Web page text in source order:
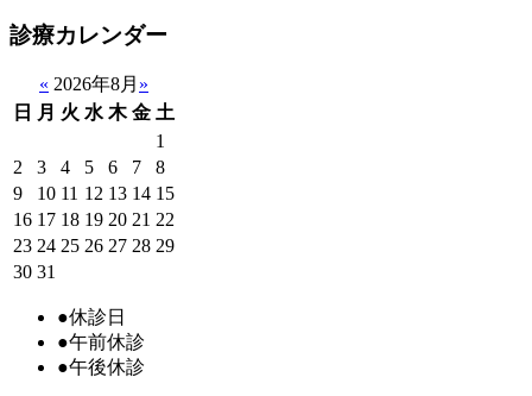
診療カレンダー
« 2026年8月 »
日
月 火 水 木 金 土
1
2
3 4 5 6 7
8
9
10 11 12 13 14 15
16 17 18 19 20 21 22
23 24 25 26 27 28 29
30 31
●休診日
●午前休診
●午後休診